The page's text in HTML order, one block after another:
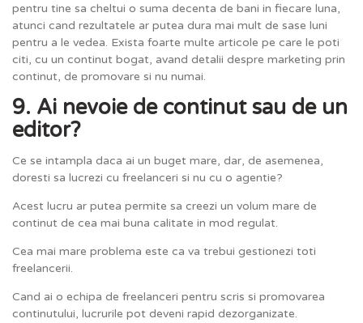
pentru tine sa cheltui o suma decenta de bani in fiecare luna,
atunci cand rezultatele ar putea dura mai mult de sase luni
pentru a le vedea. Exista foarte multe articole pe care le poti
citi, cu un continut bogat, avand detalii despre marketing prin
continut, de promovare si nu numai.
9. Ai nevoie de continut sau de un
editor?
Ce se intampla daca ai un buget mare, dar, de asemenea,
doresti sa lucrezi cu freelanceri si nu cu o agentie?
Acest lucru ar putea permite sa creezi un volum mare de
continut de cea mai buna calitate in mod regulat.
Cea mai mare problema este ca va trebui gestionezi toti
freelancerii.
Cand ai o echipa de freelanceri pentru scris si promovarea
continutului, lucrurile pot deveni rapid dezorganizate.